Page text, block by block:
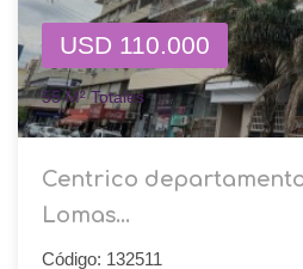
USD 110.000
55 M² Totales
Centrico
Lomas...
Código: 132511